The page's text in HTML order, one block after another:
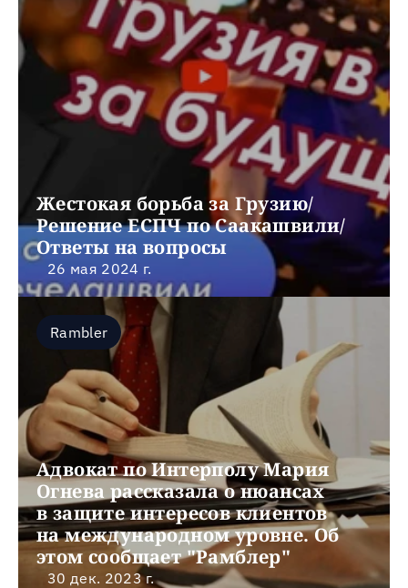
Жестокая борьба за Грузию/
Решение ЕСПЧ по Саакашвили/
Ответы на вопросы
26 мая 2024 г.
Rambler
Адвокат по Интерполу Мария
Огнева рассказала о нюансах
в защите интересов клиентов
на международном уровне. Об
этом сообщает "Рамблер"
30 дек. 2023 г.